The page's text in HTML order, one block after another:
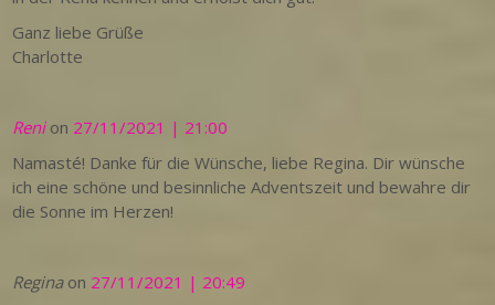
Ganz liebe Grüße
Charlotte
Renion 27/11/2021 | 21:00
Namasté! Danke für die Wünsche, liebe Regina. Dir wünsche
ich eine schöne und besinnliche Adventszeit und bewahre dir
die Sonne im Herzen!
Reginaon 27/11/2021 | 20:49